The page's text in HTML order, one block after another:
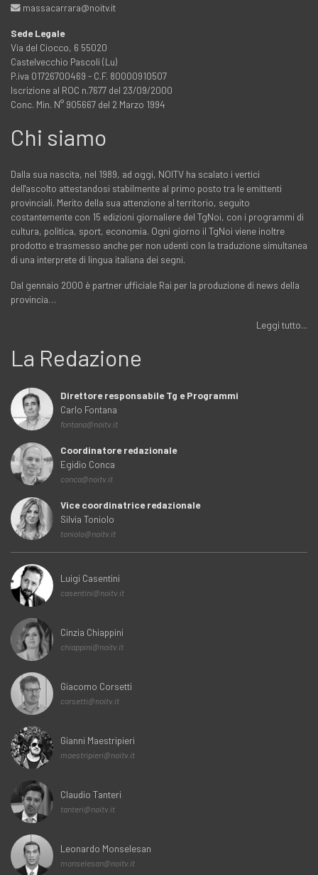
massacarrara@noitv.it
Sede Legale
Via del Ciocco, 6 55020
Castelvecchio Pascoli (Lu)
P.iva 01726700469 - C.F. 80000910507
Iscrizione al ROC n.7677 del 23/09/2000
Conc. Min. N° 905667 del 2 Marzo 1994
Chi siamo
Dalla sua nascita, nel 1989, ad oggi, NOITV ha scalato i vertici
dell'ascolto attestandosi stabilmente al primo posto tra le emittenti
provinciali. Merito della sua attenzione al territorio, seguito
costantemente con 15 edizioni giornaliere del TgNoi, con i programmi di
cultura, politica, sport, economia. Ogni giorno il TgNoi viene inoltre
prodotto e trasmesso anche per non udenti con la traduzione simultanea
di una interprete di lingua italiana dei segni.
Dal gennaio 2000 è partner ufficiale Rai per la produzione di news della
provincia…
Leggi tutto...
La Redazione
Direttore responsabile Tg e Programmi
Carlo Fontana
fontana@noitv.it
Coordinatore redazionale
Egidio Conca
conca@noitv.it
Vice coordinatrice redazionale
Silvia Toniolo
toniolo@noitv.it
Luigi Casentini
casentini@noitv.it
Cinzia Chiappini
chiappini@noitv.it
Giacomo Corsetti
corsetti@noitv.it
Gianni Maestripieri
maestripieri@noitv.it
Claudio Tanteri
tanteri@noitv.it
Leonardo Monselesan
monselesan@noitv.it